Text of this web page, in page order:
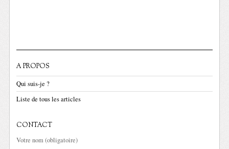
A PROPOS
Qui suis-je ?
Liste de tous les articles
CONTACT
Votre nom (obligatoire)